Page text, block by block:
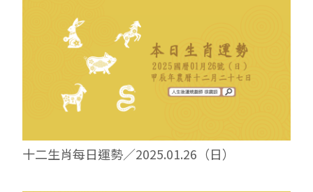
十二生肖每日運勢／2025.01.26（日）